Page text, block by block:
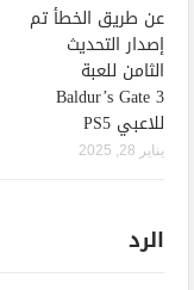
عن طريق الخطأ تم
إصدار التحديث
الثامن للعبة
Baldur’s Gate 3
للاعبي PS5
يناير 28, 2025
الرد